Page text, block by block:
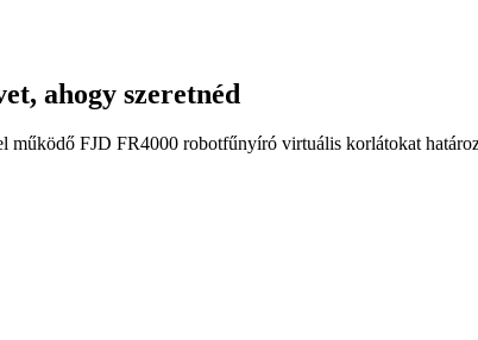
ahogy szeretnéd
FJD FR4000 robotfűnyíró virtuális korlátokat